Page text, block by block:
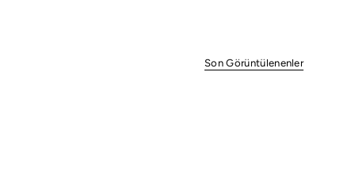
Son Görüntülenenler